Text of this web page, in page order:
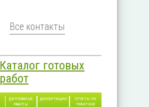
Все контакты
Каталог готовых
работ
ДИПЛОМНЫЕ
РАБОТЫ
ДИССЕРТАЦИИ
ОТЧЕТЫ ПО
ПРАКТИКЕ